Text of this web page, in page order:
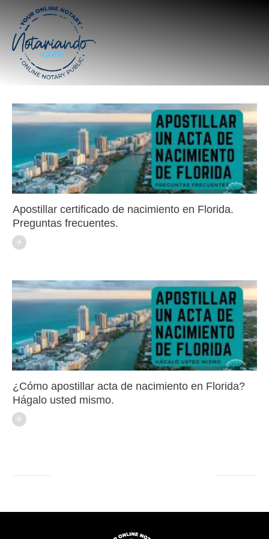
Apostillar certificado de nacimiento en Florida.
Preguntas frecuentes.
¿Cómo apostillar acta de nacimiento en Florida?
Hágalo usted mismo.